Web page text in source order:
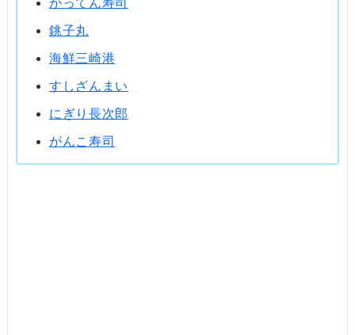
がってん寿司
銚子丸
海鮮三崎港
すしざんまい
にぎり長次郎
がんこ寿司